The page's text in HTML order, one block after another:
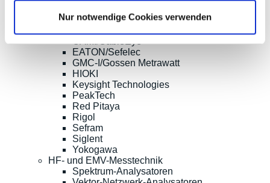
Nur notwendige Cookies verwenden
Optionen, Zubehör
EATON/Sefelec
GMC-I/Gossen Metrawatt
HIOKI
Keysight Technologies
PeakTech
Red Pitaya
Rigol
Sefram
Siglent
Yokogawa
HF- und EMV-Messtechnik
Spektrum-Analysatoren